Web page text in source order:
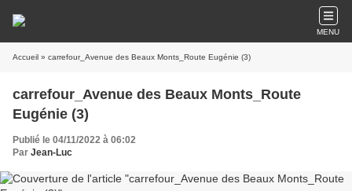
MENU
Accueil » carrefour_Avenue des Beaux Monts_Route Eugénie (3)
carrefour_Avenue des Beaux Monts_Route
Eugénie (3)
Publié le 04/11/2022 à 06:02
Par Jean-Luc